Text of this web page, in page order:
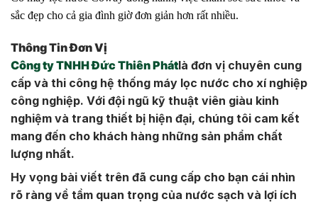
sắc đẹp cho cả gia đình giờ đơn giản hơn rất nhiều.
Thông Tin Đơn Vị
Công ty TNHH Đức Thiên Phátlà đơn vị chuyên cung
cấp và thi công hệ thống máy lọc nước cho xí nghiệp
công nghiệp. Với đội ngũ kỹ thuật viên giàu kinh
nghiệm và trang thiết bị hiện đại, chúng tôi cam kết
mang đến cho khách hàng những sản phẩm chất
lượng nhất.
Hy vọng bài viết trên đã cung cấp cho bạn cái nhìn
rõ ràng về tầm quan trọng của nước sạch và lợi ích